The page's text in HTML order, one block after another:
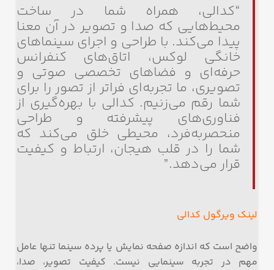
“کدالی، همراه شما در ساخت
محیط‌هایی که صدا و تصویر در آن معنا
پیدا می‌کند. با طراحی و اجرای سینماهای
خانگی لوکس، اتاق‌های کنفرانس
حرفه‌ای و فضاهای تخصصی صوتی و
تصویری، ما تجربه‌ای فراتر از تصور را برای
شما رقم می‌زنیم. کدالی با بهره‌گیری از
فناوری‌های پیشرفته و طراحی
منحصربه‌فرد، محیطی خلق می‌کند که
شما را در قلب هیجان، ارتباط و کیفیت
قرار می‌دهد.”
لینک ویرگول کدالی
واضح است که اندازه صفحه نمایش یا پرده سینما تنها عامل
مهم در تجربه سینمایی نیست. کیفیت تصویر، صدا،